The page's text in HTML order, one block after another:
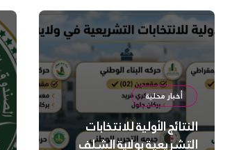
أخبار محلية
النتائج الأولية للانتخابات
التشريعية بولاية الشلف